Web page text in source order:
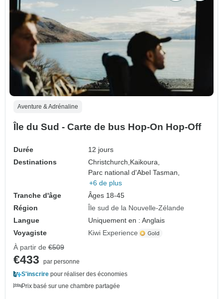
Aventure & Adrénaline
Île du Sud - Carte de bus Hop-On Hop-Off
Durée
12 jours
Destinations
Christchurch,Kaikoura,
Parc national d'Abel Tasman,
+6 de plus
Tranche d'âge
Âges 18-45
Région
Île sud de la Nouvelle-Zélande
Langue
Uniquement en : Anglais
Voyagiste
Kiwi Experience
À partir de €509
€433
par personne
S'inscrire pour réaliser des économies
Prix basé sur une chambre partagée